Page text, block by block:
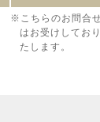
※こちらのお問合
はお受けしてお
たします。